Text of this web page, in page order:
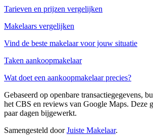
Tarieven en prijzen vergelijken
Makelaars vergelijken
Vind de beste makelaar voor jouw situatie
Taken aankoopmakelaar
Wat doet een aankoopmakelaar precies?
Gebaseerd op openbare transactiegegevens,
het CBS en reviews van Google Maps. Deze
paar dagen bijgewerkt.
Samengesteld doorJuiste Makelaar.